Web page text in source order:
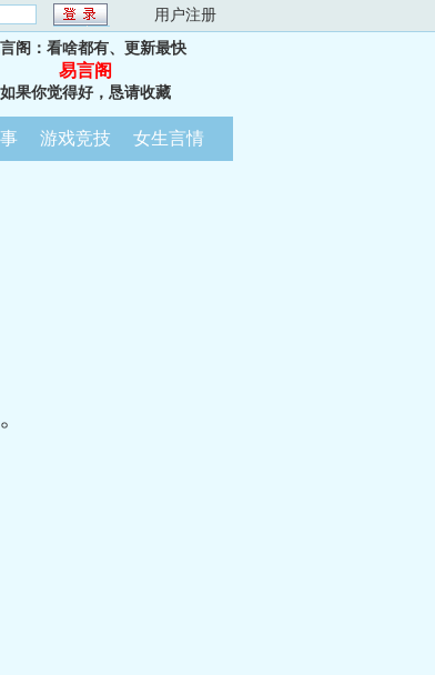
用户注册
阁：看啥都有、更新最快
易言阁
如果你觉得好，恳请收藏
游戏竞技 女生言情